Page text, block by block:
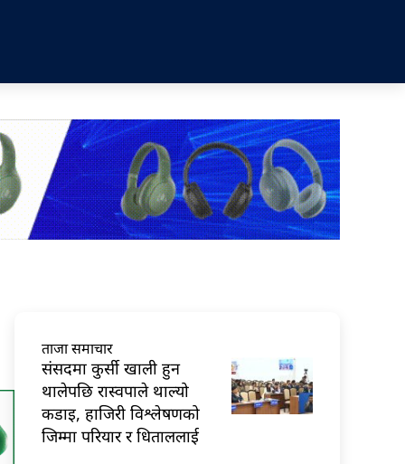
ताजा समाचार
संसदमा कुर्सी खाली हुन
थालेपछि रास्वपाले थाल्यो
कडाइ, हाजिरी विश्लेषणको
जिम्मा परियार र धिताललाई